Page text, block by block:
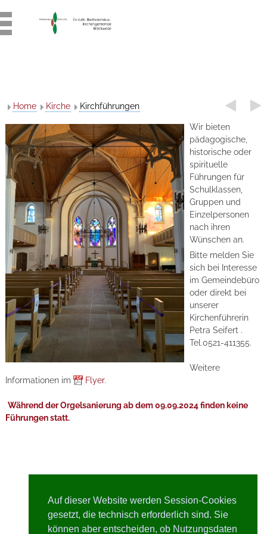
Auf dieser Website werden Session-Cookies
gesetzt, die technisch erforderlich sind. Sie
können aber entscheiden, ob Nutzungsdaten
Home Kirche Kirchführungen
Wir bieten
pädagogische,
historische oder
spirituelle
Führungen für
Schulklassen,
Gruppen und
Einzelpersonen
nach ihren
Wünschen an.
Bitte melden Sie
sich bei Interesse
im Gemeindebüro
oder direkt bei
unserer
Kirchenführerin
Petra Seifert .
Tel.0521-411355.
Weitere
Informationen im
Flyer.
Während der Orgelsanierung ab dem 09.09.2024 finden keine
Führungen statt.